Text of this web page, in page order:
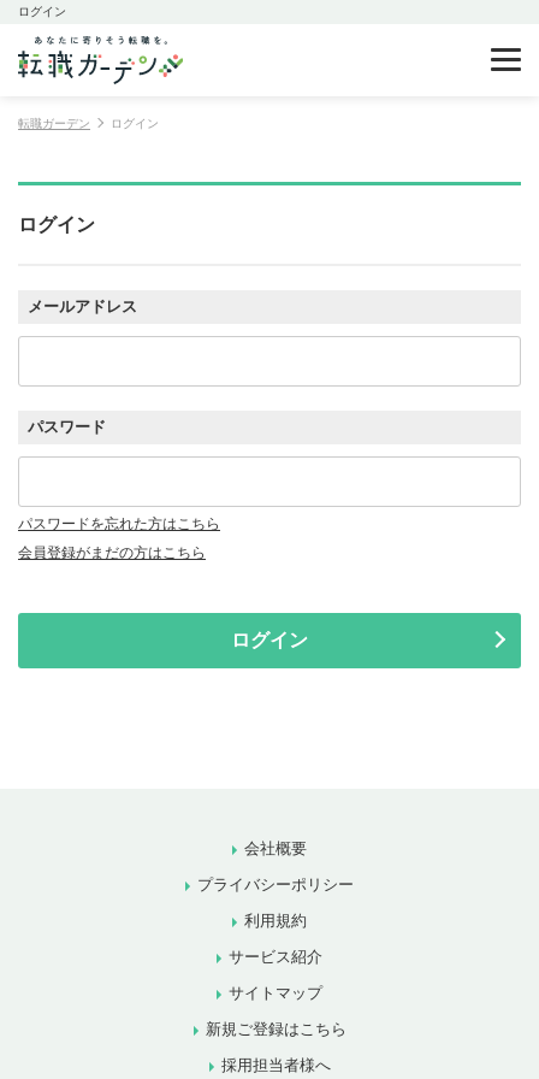
ログイン
転職ガーデン ログイン
ログイン
メールアドレス
パスワード
パスワードを忘れた方はこちら
会員登録がまだの方はこちら
ログイン
会社概要
プライバシーポリシー
利用規約
サービス紹介
サイトマップ
新規ご登録はこちら
採用担当者様へ